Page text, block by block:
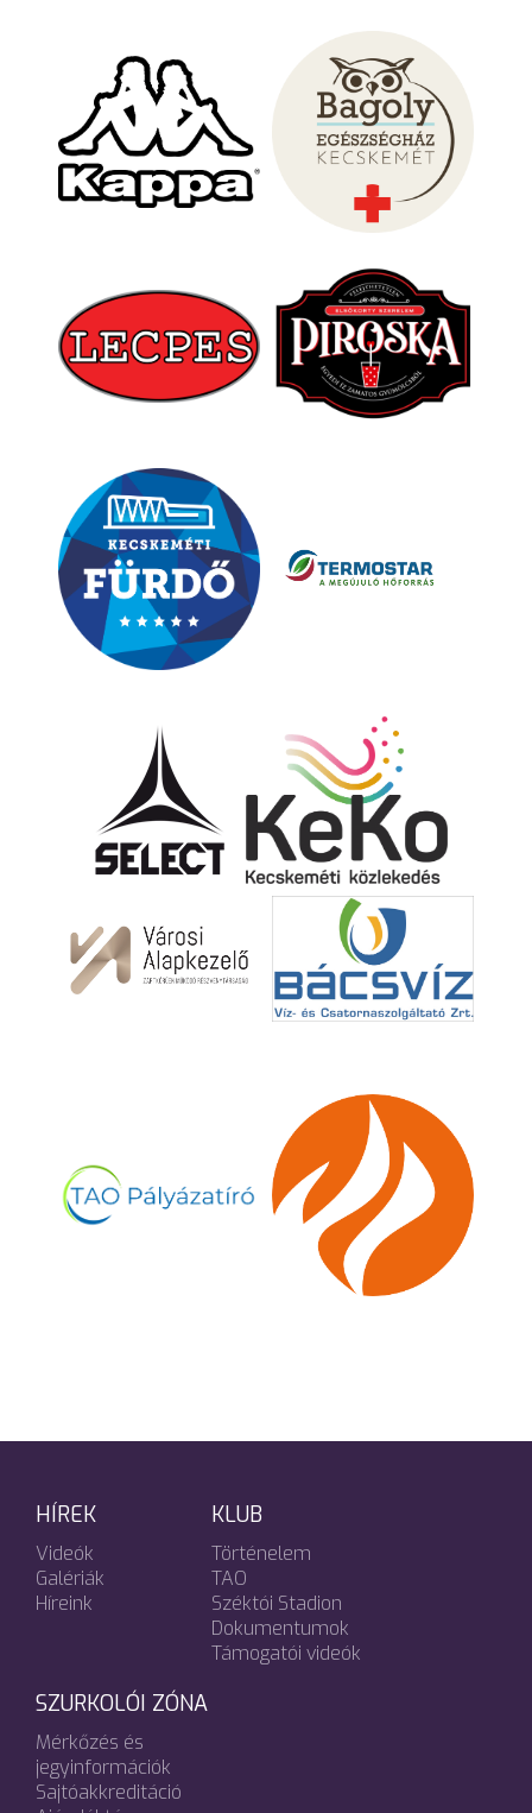
HÍREK
Videók
Galériák
Híreink
KLUB
Történelem
TAO
Széktói Stadion
Dokumentumok
Támogatói videók
SZURKOLÓI ZÓNA
Mérkőzés és
jegyinformációk
Sajtóakkreditáció